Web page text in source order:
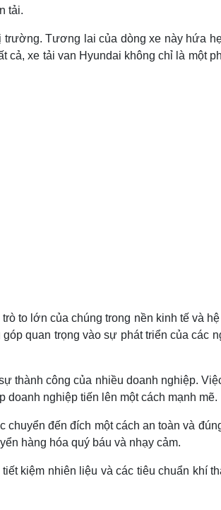
tải.
Tương lai của dòng xe này hứa
cả, xe tải van Hyundai không chỉ là một
to lớn của chúng trong nền kinh tế và
quan trọng vào sự phát triển của các
thành công của nhiều doanh nghiệp.
nghiệp tiến lên một cách mạnh mẽ.
đến đích một cách an toàn và
hàng hóa quý báu và nhạy cảm.
kiệm nhiên liệu và các tiêu chuẩn khí